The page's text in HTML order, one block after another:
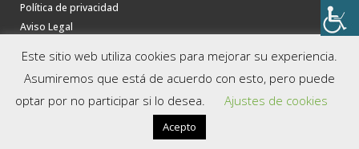
Política de privacidad
Aviso Legal
Este sitio web utiliza cookies para mejorar su experiencia.
Asumiremos que está de acuerdo con esto, pero puede
optar por no participar si lo desea.
Ajustes de cookies
Acepto